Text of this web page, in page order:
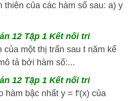
thiên của các hàm số sau: a) y
12 Tập 1 Kết nối tri
của một thị trấn sau t năm kể
tả bởi hàm số:...
12 Tập 1 Kết nối tri
hàm bậc nhất y = f'(x) của